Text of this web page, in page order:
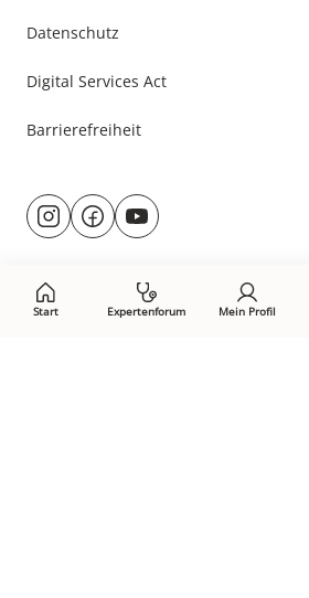
Start Expertenforum Mein Profil
Datenschutz
Digital Services Act
Barrierefreiheit
Besuche
uns@rund.ums.baby
facebook.com/
youtube.com/